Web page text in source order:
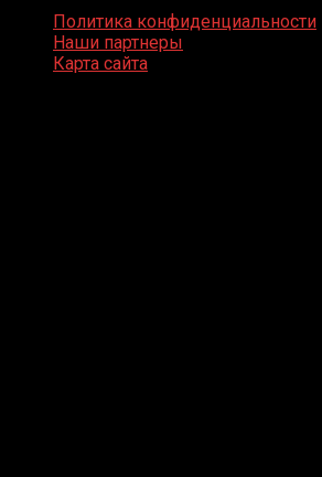
Политика конфиденциальности
Наши партнеры
Карта сайта